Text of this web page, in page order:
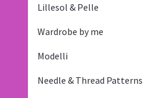
Lillesol & Pelle
Wardrobe by me
Modelli
Needle & Thread Patterns